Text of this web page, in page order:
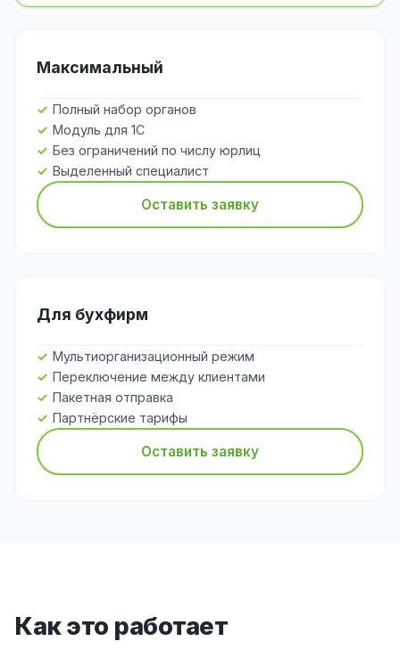
Максимальный
Полный набор органов
Модуль для 1С
Без ограничений по числу юрлиц
Выделенный специалист
Оставить заявку
Для бухфирм
Мультиорганизационный режим
Переключение между клиентами
Пакетная отправка
Партнёрские тарифы
Оставить заявку
Как это работает